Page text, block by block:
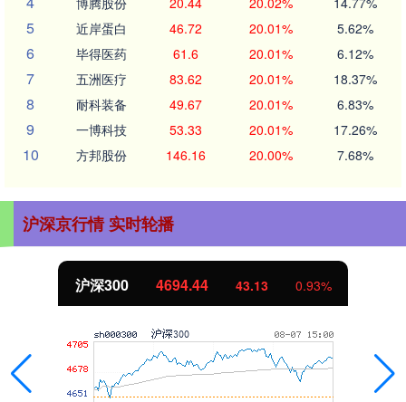
5 近岸蛋白 46.72 20.01% 5.62%
6 毕得医药 61.6 20.01% 6.12%
7 五洲医疗 83.62 20.01% 18.37%
8 耐科装备 49.67 20.01% 6.83%
9 一博科技 53.33 20.01% 17.26%
10 方邦股份 146.16 20.00% 7.68%
沪深京行情 实时轮播
沪深300 4694.44 43.13 0.93%